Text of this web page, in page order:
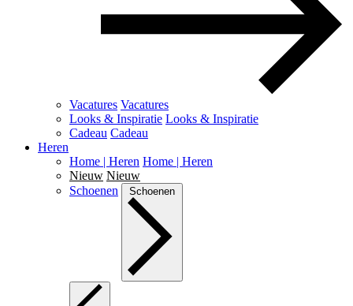
Vacatures Vacatures
Looks & Inspiratie Looks & Inspiratie
Cadeau Cadeau
Heren
Home | Heren Home | Heren
Nieuw Nieuw
Schoenen
Schoenen